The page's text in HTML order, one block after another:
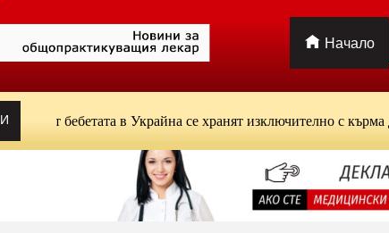
Начало
в Украйна се хранят изключително с кърма до 6-